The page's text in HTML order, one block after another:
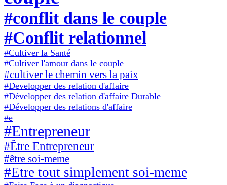
#conflit dans le couple
#Conflit relationnel
#Cultiver la Santé
#Cultiver l'amour dans le couple
#cultiver le chemin vers la paix
#Developper des relation d'affaire
#Développer des relation d'affaire Durable
#Développer des relations d'affaire
#e
#Entrepreneur
#Être Entrepreneur
#être soi-meme
#Etre tout simplement soi-meme